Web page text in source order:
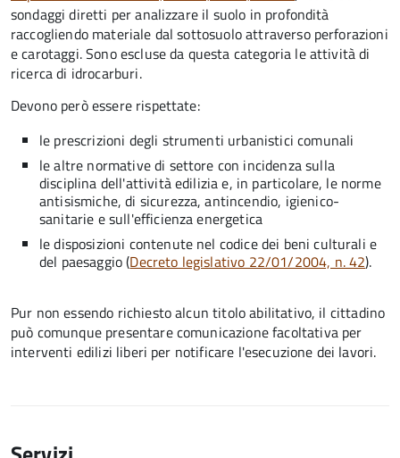
sondaggi diretti per analizzare il suolo in profondità
raccogliendo materiale dal sottosuolo attraverso perforazioni
e carotaggi. Sono escluse da questa categoria le attività di
ricerca di idrocarburi.
Devono però essere rispettate:
le prescrizioni degli strumenti urbanistici comunali
le altre normative di settore con incidenza sulla
disciplina dell'attività edilizia e, in particolare, le norme
antisismiche, di sicurezza, antincendio, igienico-
sanitarie e sull'efficienza energetica
le disposizioni contenute nel codice dei beni culturali e
del paesaggio (Decreto legislativo 22/01/2004, n. 42).
Pur non essendo richiesto alcun titolo abilitativo, il cittadino
può comunque presentare comunicazione facoltativa per
interventi edilizi liberi per notificare l'esecuzione dei lavori.